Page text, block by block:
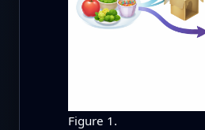
Figure 1.